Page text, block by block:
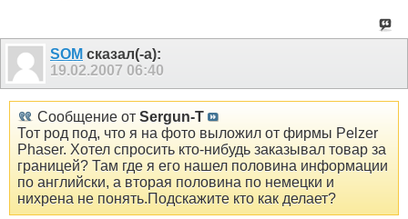
SOM сказал(-а):
19.02.2007 06:40
Сообщение от Sergun-T
Тот род под, что я на фото выложил от фирмы Pelzer
Phaser. Хотел спросить кто-нибудь заказывал товар за
границей? Там где я его нашел половина информации
по английски, а вторая половина по немецки и
нихрена не понять.Подскажите кто как делает?